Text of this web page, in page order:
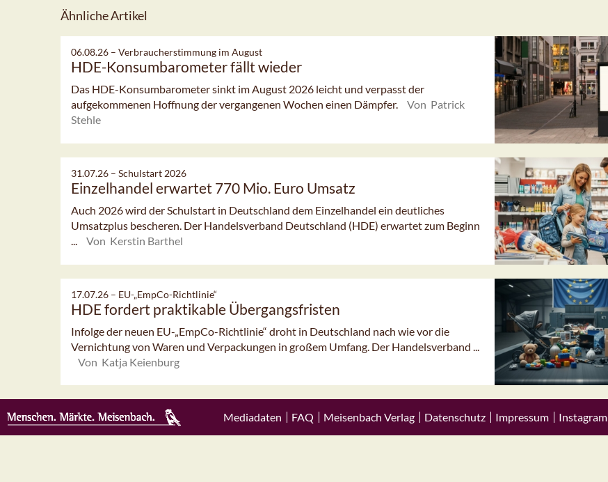
Ähnliche Artikel
06.08.26 – Verbraucherstimmung im August
HDE-Konsumbarometer fällt wieder
Das HDE-Konsumbarometer sinkt im August 2026 leicht und verpasst der
aufgekommenen Hoffnung der vergangenen Wochen einen Dämpfer.
Von Patrick
Stehle
31.07.26 – Schulstart 2026
Einzelhandel erwartet 770 Mio. Euro Umsatz
Auch 2026 wird der Schulstart in Deutschland dem Einzelhandel ein deutliches
Umsatzplus bescheren. Der Handelsverband Deutschland (HDE) erwartet zum Beginn
...
Von Kerstin Barthel
17.07.26 – EU-„EmpCo-Richtlinie“
HDE fordert praktikable Übergangsfristen
Infolge der neuen EU-„EmpCo-Richtlinie“ droht in Deutschland nach wie vor die
Vernichtung von Waren und Verpackungen in großem Umfang. Der Handelsverband ...
Von Katja Keienburg
Mediadaten FAQ Meisenbach Verlag Datenschutz Impressum Instagram